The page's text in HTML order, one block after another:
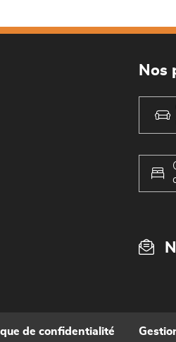
Nos
de confidentialité